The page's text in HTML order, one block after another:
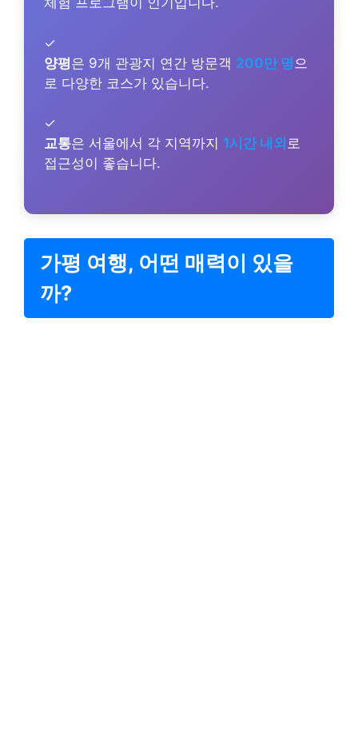
✓
양평은 9개 관광지 연간 방문객 200만 명 으
로 다양한 코스가 있습니다.
✓
교통은 서울에서 각 지역까지 1시간 내외 로
접근성이 좋습니다.
가평 여행, 어떤 매력이 있을
까?